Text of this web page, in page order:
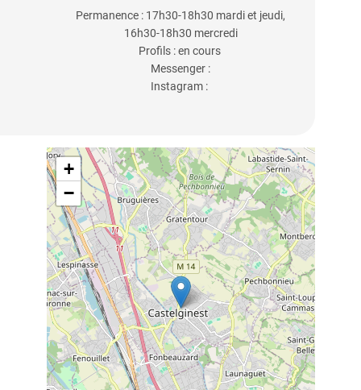
Permanence : 17h30-18h30 mardi et jeudi,
16h30-18h30 mercredi
Profils : en cours
Messenger :
Instagram :
+
−